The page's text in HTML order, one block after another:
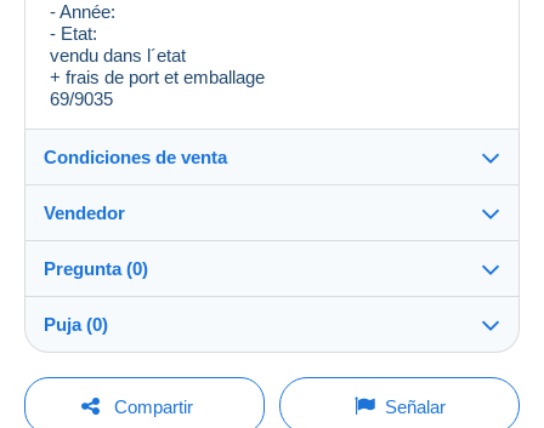
- Année:
- Etat:
vendu dans l´etat
+ frais de port et emballage
69/9035
Condiciones de venta
Destino:
Ver la lista de países
Envío:
Envío después del pago
A cargo del comprador
Vendedor
mamani100%(6012x)
Tienda
Pregunta (0)
Para hacer una pregunta, debe iniciar una
Puja (0)
La venta se prolongará un minuto si se presenta una
oferta menos de un minuto antes del plazo.
Compartir Señalar